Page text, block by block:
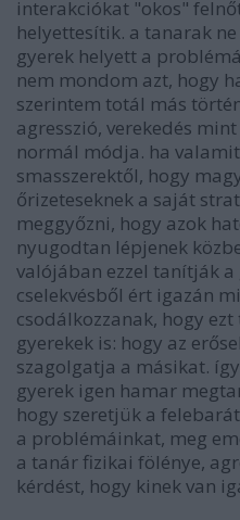
interakciókat "okos"
helyettesítik. a tanarak
gyerek helyett a
nem mondom azt, hogy
szerintem totál más
agresszió, verekedés
normál módja. ha
smasszerektől, hogy
őrizeteseknek a saját
meggyőzni, hogy azok
nyugodtan lépjenek
valójában ezzel tanítják a
cselekvésből ért igazán
csodálkozzanak, hogy
gyerekek is: hogy az
szagolgatja a másikat.
gyerek igen hamar
hogy szeretjük a
a problémáinkat, meg
a tanár fizikai fölénye,
kérdést, hogy kinek van